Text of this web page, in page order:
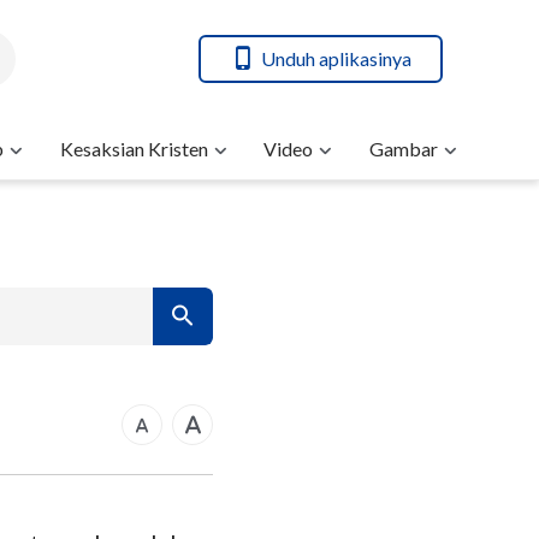
Unduh aplikasinya
Kesaksian Kristen Video Gambar